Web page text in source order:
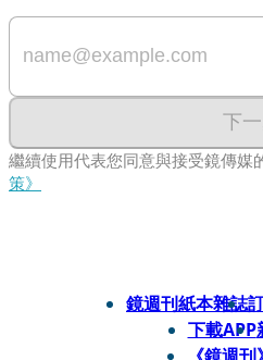
下
繼續使用代表您同意與接受鏡傳媒
策》
鏡週刊紙本雜誌
下載APP